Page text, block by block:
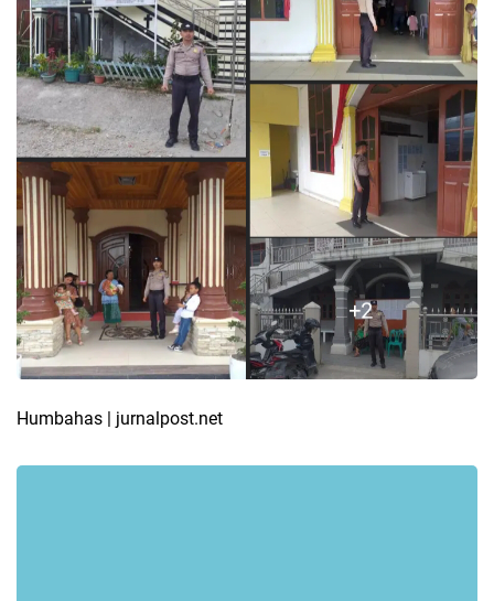
Humbahas | jurnalpost.net